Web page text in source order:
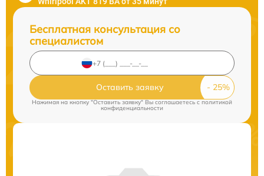
Бесплатная консультация со
специалистом
Оставить заявку
Нажимая на кнопку "Оставить заявку" Вы соглашаетесь c политикой
конфиденциальности